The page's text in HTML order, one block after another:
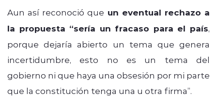
Aun así reconoció que un eventual rechazo a
la propuesta “sería un fracaso para el país,
porque dejaría abierto un tema que genera
incertidumbre, esto no es un tema del
gobierno ni que haya una obsesión por mi parte
que la constitución tenga una u otra firma”.